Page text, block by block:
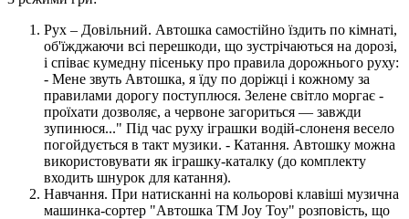
Рух – Довільний. Автошка самостійно їздить по кімнаті,
об'їжджаючи всі перешкоди, що зустрічаються на дорозі,
і співає кумедну пісеньку про правила дорожнього руху:
- Мене звуть Автошка, я їду по доріжці і кожному за
правилами дорогу поступлюся. Зелене світло моргає -
проїхати дозволяє, а червоне загориться — завжди
зупинюся..." Під час руху іграшки водій-слоненя весело
погойдується в такт музики. - Катання. Автошку можна
використовувати як іграшку-каталку (до комплекту
входить шнурок для катання).
Навчання. При натисканні на кольорові клавіші музична
машинка-сортер "Автошка ТМ Joy Toy" розповість, що